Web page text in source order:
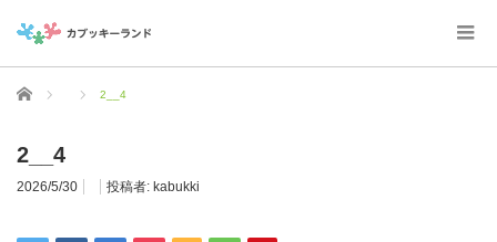
ホーム 2__4
2__4
2026/5/30 投稿者: kabukki